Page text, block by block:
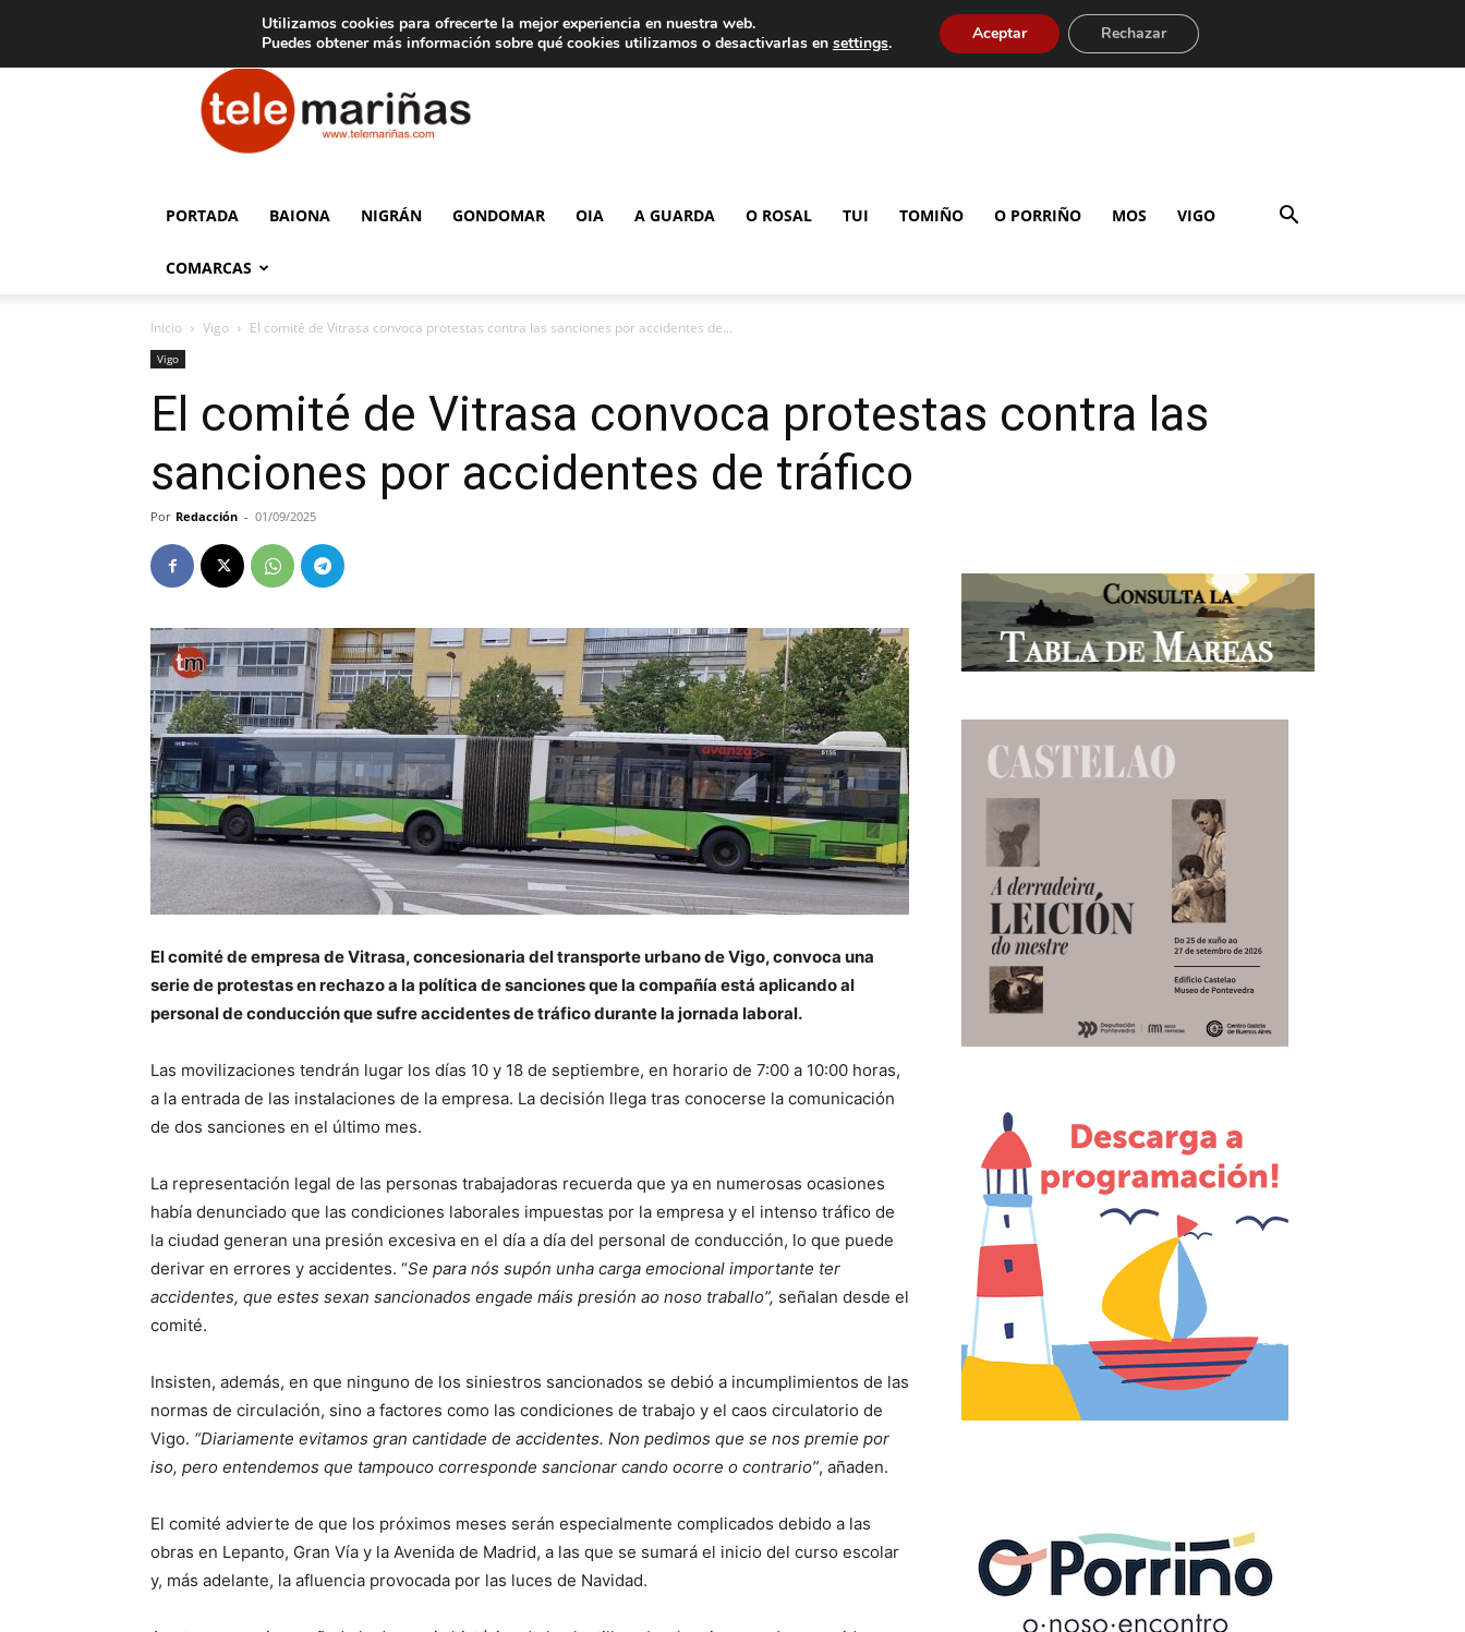
Aviso legal Tarifas de publicidad
Telemariñas
PORTADA BAIONA NIGRÁN GONDOMAR OIA A GUARDA O ROSAL TUI TOMIÑO O PORRIÑO MOS VIGO
COMARCAS
Inicio Vigo El comité de Vitrasa convoca protestas contra las sanciones por accidentes de...
Vigo
El comité de Vitrasa convoca protestas contra las
sanciones por accidentes de tráfico
Por Redacción - 01/09/2025
El comité de empresa de Vitrasa, concesionaria del transporte urbano de Vigo, convoca una
serie de protestas en rechazo a la política de sanciones que la compañía está aplicando al
personal de conducción que sufre accidentes de tráfico durante la jornada laboral.
Las movilizaciones tendrán lugar los días 10 y 18 de septiembre, en horario de 7:00 a 10:00 horas,
a la entrada de las instalaciones de la empresa. La decisión llega tras conocerse la comunicación
de dos sanciones en el último mes.
La representación legal de las personas trabajadoras recuerda que ya en numerosas ocasiones
había denunciado que las condiciones laborales impuestas por la empresa y el intenso tráfico de
la ciudad generan una presión excesiva en el día a día del personal de conducción, lo que puede
derivar en errores y accidentes. “Se para nós supón unha carga emocional importante ter
accidentes, que estes sexan sancionados engade máis presión ao noso traballo”, señalan desde el
comité.
Insisten, además, en que ninguno de los siniestros sancionados se debió a incumplimientos de las
normas de circulación, sino a factores como las condiciones de trabajo y el caos circulatorio de
Vigo. “Diariamente evitamos gran cantidade de accidentes. Non pedimos que se nos premie por
iso, pero entendemos que tampouco corresponde sancionar cando ocorre o contrario”, añaden.
El comité advierte de que los próximos meses serán especialmente complicados debido a las
obras en Lepanto, Gran Vía y la Avenida de Madrid, a las que se sumará el inicio del curso escolar
y, más adelante, la afluencia provocada por las luces de Navidad.
Utilizamos cookies para ofrecerte la mejor experiencia en nuestra web.
Puedes obtener más información sobre qué cookies utilizamos o desactivarlas en settings. Aceptar Rechazar